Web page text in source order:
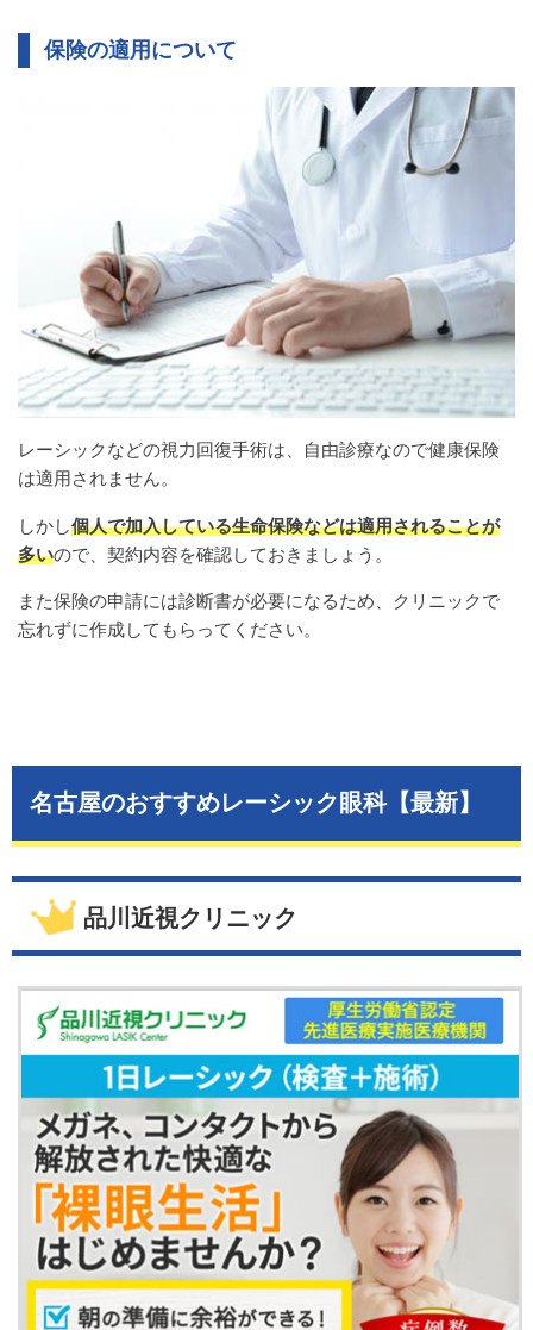
保険の適用について
レーシックなどの視力回復手術は、自由診療なので健康保険
は適用されません。
しかし個人で加入している生命保険などは適用されることが
多いので、契約内容を確認しておきましょう。
また保険の申請には診断書が必要になるため、クリニックで
忘れずに作成してもらってください。
名古屋のおすすめレーシック眼科【最新】
品川近視クリニック